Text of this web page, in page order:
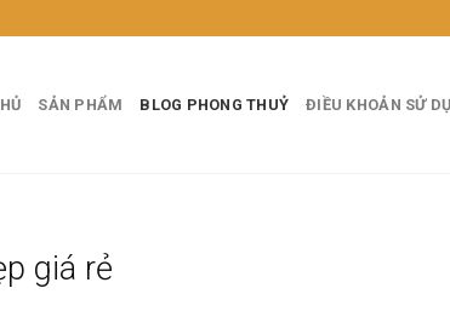
SẢN PHẨM BLOG PHONG THUỶ ĐIỀU KHOẢN SỬ
giá rẻ